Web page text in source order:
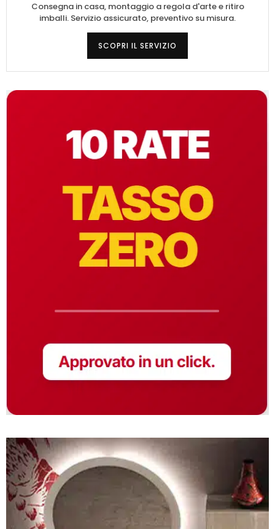
Consegna in casa, montaggio a regola d'arte e ritiro
imballi. Servizio assicurato, preventivo su misura.
SCOPRI IL SERVIZIO